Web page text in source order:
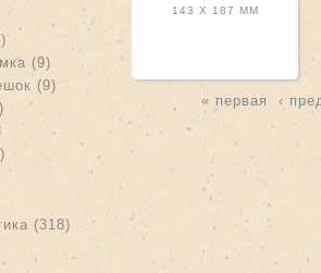
Lux XS filter
filter
Apply Probka SP filter
filter
(9) Apply Textile AL сумка filter
filter
(9) Apply Textile AP мешок filter
Apply Textile RS filter
Apply Textile SL filter
Apply Textile SO filter
filter
(318) Apply Общая тематика filter
143 X
187 ММ
Страницы
« первая ‹